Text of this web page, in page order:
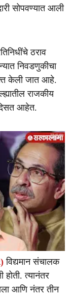
सोपवण्यात आली
ठराव
निवडणुकीचा
केली जात आहे.
राजकीय
आहेत.
विद्यमान संचालक
त्यानंतर
आणि नंतर तीन